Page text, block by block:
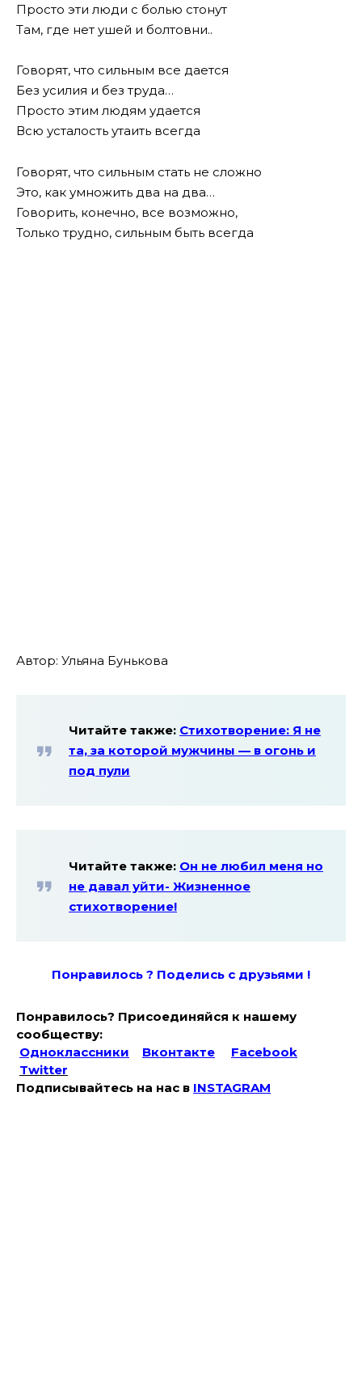
Просто эти люди с болью стонут
Там, где нет ушей и болтовни..
Говорят, что сильным все дается
Без усилия и без труда…
Просто этим людям удается
Всю усталость утаить всегда
Говорят, что сильным стать не сложно
Это, как умножить два на два…
Говорить, конечно, все возможно,
Только трудно, сильным быть всегда
Автор: Ульяна Бунькова
Читайте также: Стихотворение: Я не
та, за которой мужчины — в огонь и
под пули
Читайте также: Он не любил меня но
не давал уйти- Жизненное
стихотворение!
Понравилось ? Поделись с друзьями !
Понравилось? Присоединяйся к нашему
сообществу:
Одноклассники
Вконтакте
Facebook
Twitter
Подписывайтесь на наc в INSTAGRAM